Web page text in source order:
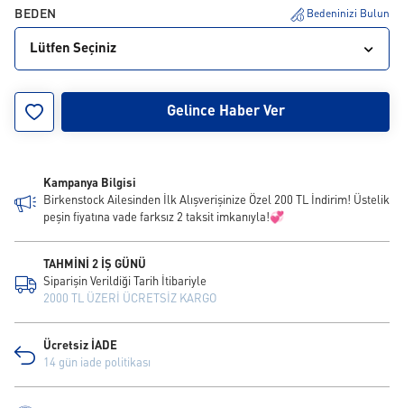
BEDEN Bedeninizi Bulun
Lütfen Seçiniz
39 40 41 42 43 44 45 46
Gelince Haber Ver
Kampanya Bilgisi
Birkenstock Ailesinden İlk Alışverişinize Özel 200 TL İndirim! Üstelik
peşin fiyatına vade farksız 2 taksit imkanıyla!💞
TAHMİNİ 2 İŞ GÜNÜ
Siparişin Verildiği Tarih İtibariyle
2000 TL ÜZERİ ÜCRETSİZ KARGO
Ücretsiz İADE
14 gün iade politikası